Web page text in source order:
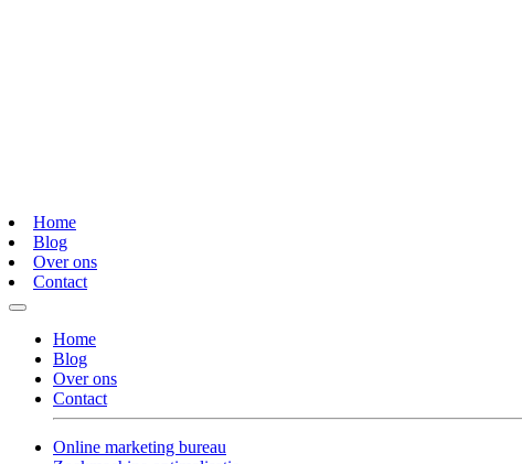
Home
Blog
Over ons
Contact
Home
Blog
Over ons
Contact
Online marketing bureau